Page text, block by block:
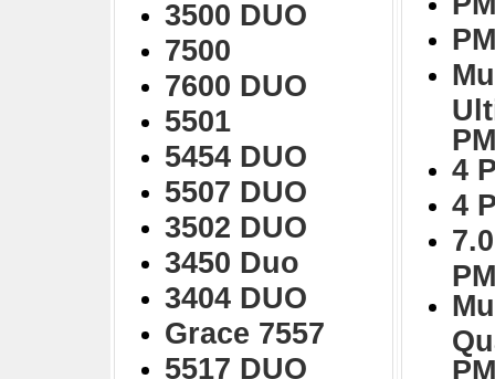
3500 DUO
7500
7600 DUO
5501
5454 DUO
5507 DUO
3502 DUO
3450 Duo
3404 DUO
Grace 7557
5517 DUO
4
4